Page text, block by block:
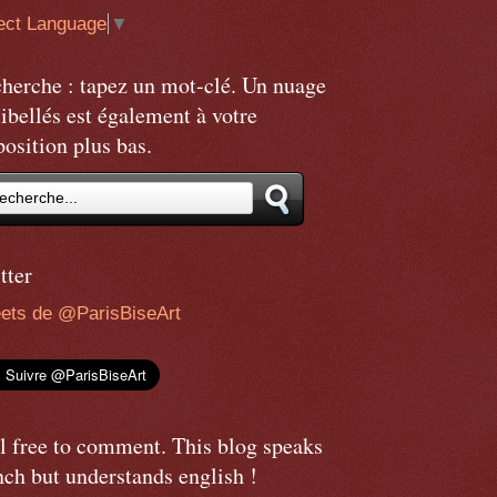
Language ▼
: tapez un mot-clé. Un nuage
est également à votre
plus bas.
de @ParisBiseArt
free to comment. This blog speaks
but understands english !